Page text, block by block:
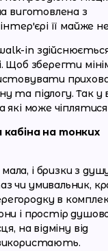
виготовлена з
її майже
in
Щоб зберегти
та підлогу. Так у
може чіплятися
на тонких
і бризки з
чи умивальник,
в
і простір
на відміну від